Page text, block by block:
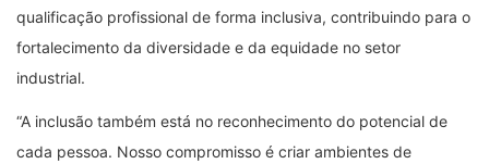
qualificação profissional de forma inclusiva, contribuindo para o
fortalecimento da diversidade e da equidade no setor
industrial.
“A inclusão também está no reconhecimento do potencial de
cada pessoa. Nosso compromisso é criar ambientes de